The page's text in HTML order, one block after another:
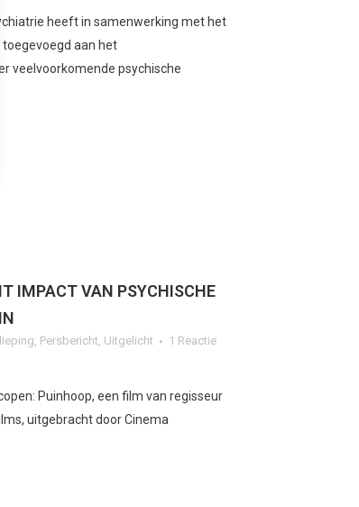
heeft in samenwerking met het
toegevoegd aan het
veelvoorkomende psychische
IMPACT VAN PSYCHISCHE
, Persbericht, Uitgelicht
1 Reactie
Puinhoop, een film van regisseur
uitgebracht door Cinema